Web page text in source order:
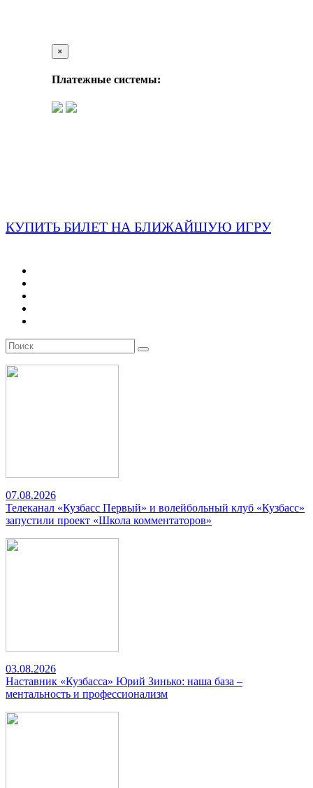
×
Платежные системы:
КУПИТЬ БИЛЕТ НА БЛИЖАЙШУЮ ИГРУ
07.08.2026
Телеканал «Кузбасс Первый» и волейбольный клуб «Кузбасс»
запустили проект «Школа комментаторов»
03.08.2026
Наставник «Кузбасса» Юрий Зинько: наша база –
ментальность и профессионализм